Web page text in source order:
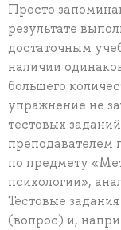
Просто
результате
достаточным
наличии
большего
упражнение не
тестовых
преподавателем
по предмету
психологии»,
Тестовые
(вопрос) и,